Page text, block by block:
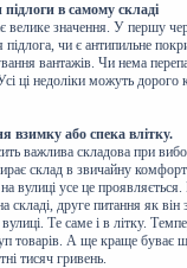
в самому складі
велике значення. У першу
чи є антипильне
вантажів. Чи нема
ці недоліки можуть дорого
взимку або спека влітку.
важлива складова при
склад в звичайну
вулиці усе це
складі, друге питання як
Те саме і в літку.
товарів. А ще краще буває
тисяч гривень.